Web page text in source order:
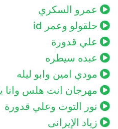
عمرو السكري
حلقولو وعمر id
علي قدورة
عبده سيطره
مودي امين وابو ليله
مهرجان انت هلس
نور التوت وعلي قدورة
زياد الإيرانى